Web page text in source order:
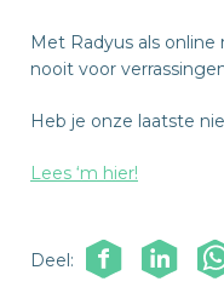
Met Radyus als
nooit voor
Heb je onze laatste
Lees ‘m hier!
Deel: